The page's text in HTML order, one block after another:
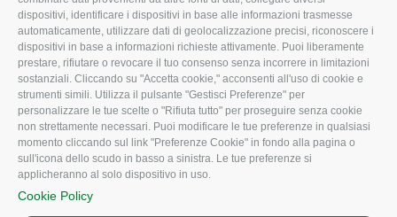
dispositivi, identificare i dispositivi in base alle informazioni trasmesse
automaticamente, utilizzare dati di geolocalizzazione precisi, riconoscere i
dispositivi in base a informazioni richieste attivamente. Puoi liberamente
prestare, rifiutare o revocare il tuo consenso senza incorrere in limitazioni
sostanziali. Cliccando su "Accetta cookie," acconsenti all'uso di cookie e
strumenti simili. Utilizza il pulsante "Gestisci Preferenze" per
personalizzare le tue scelte o "Rifiuta tutto" per proseguire senza cookie
non strettamente necessari. Puoi modificare le tue preferenze in qualsiasi
momento cliccando sul link "Preferenze Cookie" in fondo alla pagina o
sull'icona dello scudo in basso a sinistra. Le tue preferenze si
applicheranno al solo dispositivo in uso.
Cookie Policy
Whistleblowing
Confagricoltura Rovigo e
Agricoltori srl
Notizie in evidenza
Eventi
Comunicati Stampa
Video
Iscrizione Newsletter
Newsletter